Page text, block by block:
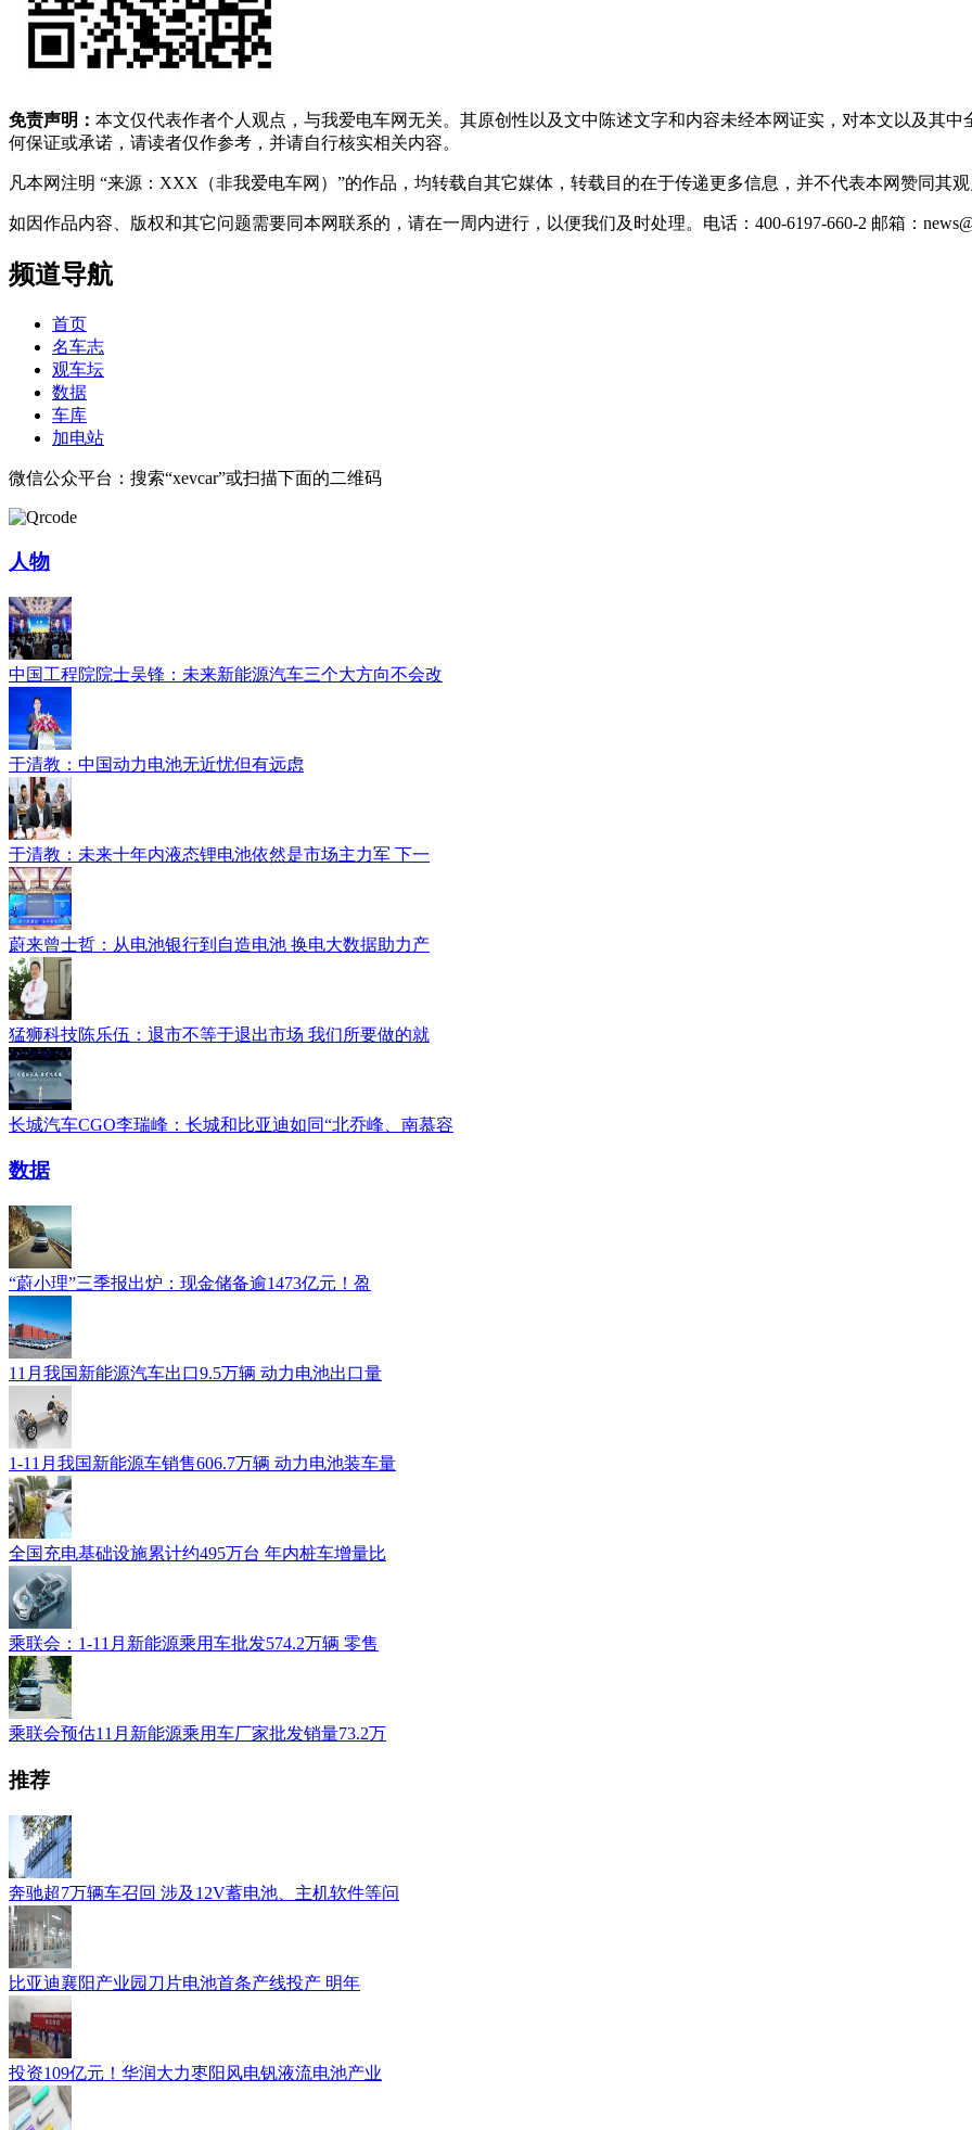
免责声明： 本文仅代表作者个人观点，与我爱电车网无关。其原创性以及文中陈述文字和内容未经本网证实，对本文以及其
何保证或承诺，请读者仅作参考，并请自行核实相关内容。
凡本网注明 “来源：XXX（非我爱电车网）”的作品，均转载自其它媒体，转载目的在于传递更多信息，并不代表本网赞同其观
如因作品内容、版权和其它问题需要同本网联系的，请在一周内进行，以便我们及时处理。电话：400-6197-660-2 邮箱：
频道导航
首页
名车志
观车坛
数据
车库
加电站
微信公众平台：搜索“xevcar”或扫描下面的二维码
人物
中国工程院院士吴锋：未来新能源汽车三个大方向不会改
于清教：中国动力电池无近忧但有远虑
于清教：未来十年内液态锂电池依然是市场主力军 下一
蔚来曾士哲：从电池银行到自造电池 换电大数据助力产
猛狮科技陈乐伍：退市不等于退出市场 我们所要做的就
长城汽车CGO李瑞峰：长城和比亚迪如同“北乔峰、南慕容
数据
“蔚小理”三季报出炉：现金储备逾1473亿元！盈
11月我国新能源汽车出口9.5万辆 动力电池出口量
1-11月我国新能源车销售606.7万辆 动力电池装车量
全国充电基础设施累计约495万台 年内桩车增量比
乘联会：1-11月新能源乘用车批发574.2万辆 零售
乘联会预估11月新能源乘用车厂家批发销量73.2万
推荐
奔驰超7万辆车召回 涉及12V蓄电池、主机软件等问
比亚迪襄阳产业园刀片电池首条产线投产 明年
投资109亿元！华润大力枣阳风电钒液流电池产业